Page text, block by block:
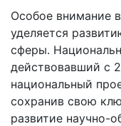
Особое внимание
уделяется
сферы.
действовавший с
национальный
сохранив свою
развитие научно-